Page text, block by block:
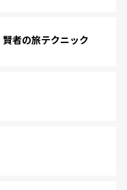
者の旅テクニック